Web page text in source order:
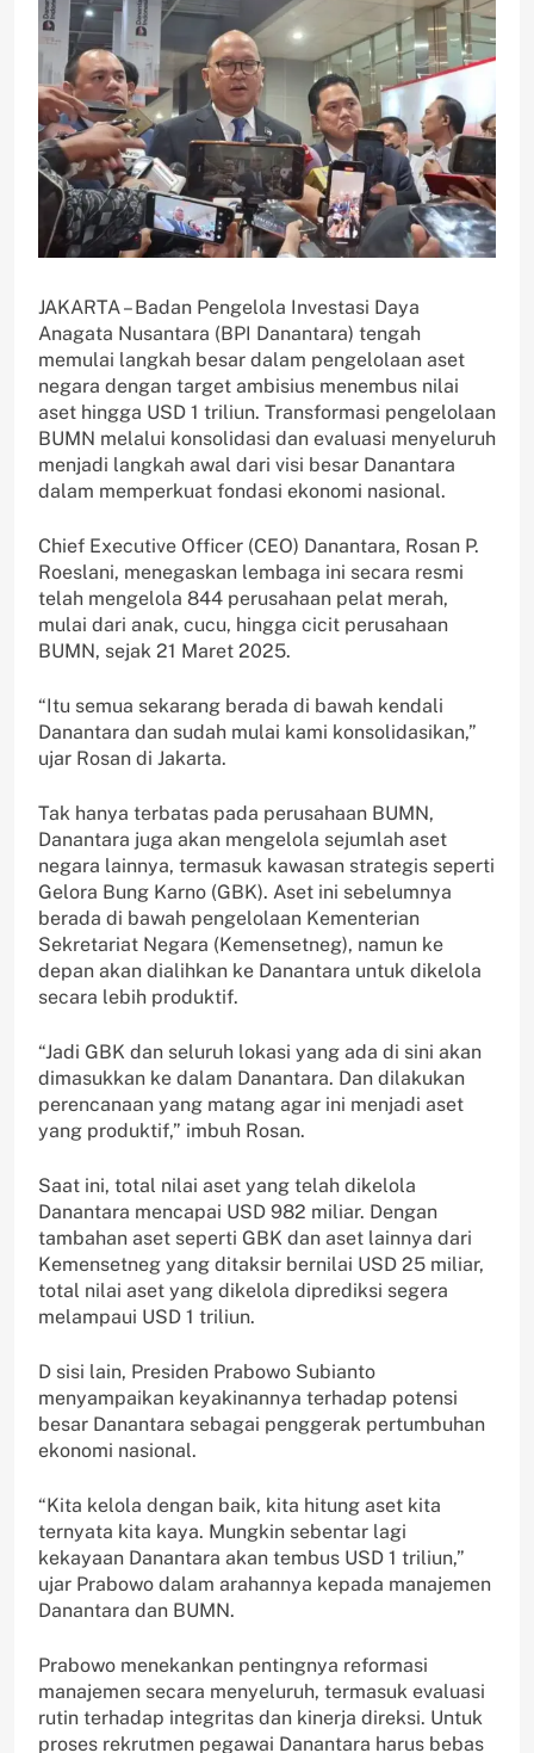
JAKARTA – Badan Pengelola Investasi Daya
Anagata Nusantara (BPI Danantara) tengah
memulai langkah besar dalam pengelolaan aset
negara dengan target ambisius menembus nilai
aset hingga USD 1 triliun. Transformasi pengelolaan
BUMN melalui konsolidasi dan evaluasi menyeluruh
menjadi langkah awal dari visi besar Danantara
dalam memperkuat fondasi ekonomi nasional.
Chief Executive Officer (CEO) Danantara, Rosan P.
Roeslani, menegaskan lembaga ini secara resmi
telah mengelola 844 perusahaan pelat merah,
mulai dari anak, cucu, hingga cicit perusahaan
BUMN, sejak 21 Maret 2025.
“Itu semua sekarang berada di bawah kendali
Danantara dan sudah mulai kami konsolidasikan,”
ujar Rosan di Jakarta.
Tak hanya terbatas pada perusahaan BUMN,
Danantara juga akan mengelola sejumlah aset
negara lainnya, termasuk kawasan strategis seperti
Gelora Bung Karno (GBK). Aset ini sebelumnya
berada di bawah pengelolaan Kementerian
Sekretariat Negara (Kemensetneg), namun ke
depan akan dialihkan ke Danantara untuk dikelola
secara lebih produktif.
“Jadi GBK dan seluruh lokasi yang ada di sini akan
dimasukkan ke dalam Danantara. Dan dilakukan
perencanaan yang matang agar ini menjadi aset
yang produktif,” imbuh Rosan.
Saat ini, total nilai aset yang telah dikelola
Danantara mencapai USD 982 miliar. Dengan
tambahan aset seperti GBK dan aset lainnya dari
Kemensetneg yang ditaksir bernilai USD 25 miliar,
total nilai aset yang dikelola diprediksi segera
melampaui USD 1 triliun.
D sisi lain, Presiden Prabowo Subianto
menyampaikan keyakinannya terhadap potensi
besar Danantara sebagai penggerak pertumbuhan
ekonomi nasional.
“Kita kelola dengan baik, kita hitung aset kita
ternyata kita kaya. Mungkin sebentar lagi
kekayaan Danantara akan tembus USD 1 triliun,”
ujar Prabowo dalam arahannya kepada manajemen
Danantara dan BUMN.
Prabowo menekankan pentingnya reformasi
manajemen secara menyeluruh, termasuk evaluasi
rutin terhadap integritas dan kinerja direksi. Untuk
proses rekrutmen pegawai Danantara harus bebas